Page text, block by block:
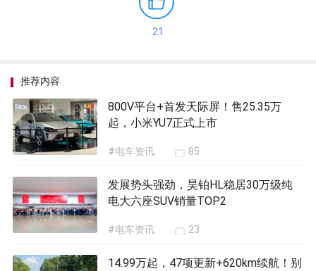
21
推荐内容
800V平台+首发天际屏！售25.35万
起，小米YU7正式上市
#电车资讯 85
发展势头强劲，昊铂HL稳居30万级纯
电大六座SUV销量TOP2
#电车资讯 23
14.99万起，47项更新+620km续航！别